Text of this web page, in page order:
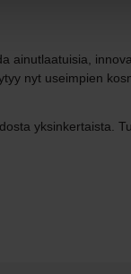
ainutlaatuisia,
nyt useimpien
yksinkertaista.